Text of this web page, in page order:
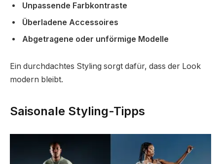
Unpassende Farbkontraste
Überladene Accessoires
Abgetragene oder unförmige Modelle
Ein durchdachtes Styling sorgt dafür, dass der Look
modern bleibt.
Saisonale Styling-Tipps